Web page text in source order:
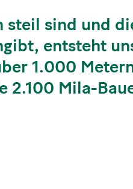
steil sind und
entsteht
1.000
2.100 Mila-